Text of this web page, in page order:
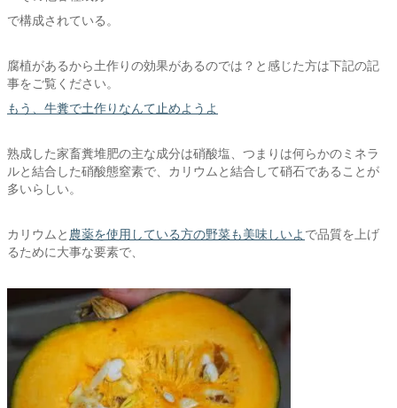
で構成されている。
腐植があるから土作りの効果があるのでは？と感じた方は下記の記
事をご覧ください。
もう、牛糞で土作りなんて止めようよ
熟成した家畜糞堆肥の主な成分は硝酸塩、つまりは何らかのミネラ
ルと結合した硝酸態窒素で、カリウムと結合して硝石であることが
多いらしい。
カリウムと 農薬を使用している方の野菜も美味しいよ で品質を上げ
るために大事な要素で、